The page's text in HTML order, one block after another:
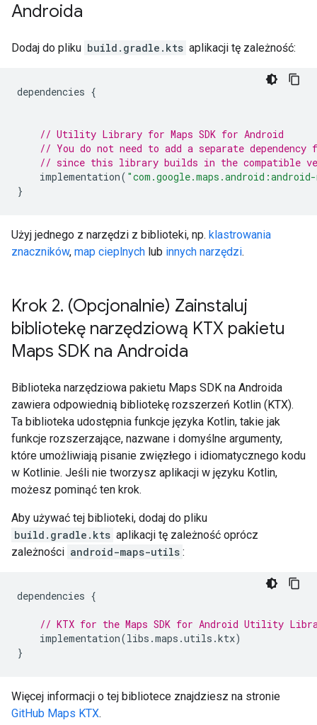
Androida
Dodaj do pliku build.gradle.kts aplikacji tę zależność:
dependencies {
// Utility Library for Maps SDK for Android
// You do not need to add a separate dependency
// since this library builds in the compatible
implementation(
}
Użyj jednego z narzędzi z biblioteki, np. klastrowania
znaczników, map cieplnych lub innych narzędzi.
Krok 2. (Opcjonalnie) Zainstaluj
bibliotekę narzędziową KTX pakietu
Maps SDK na Androida
Biblioteka narzędziowa pakietu Maps SDK na Androida
zawiera odpowiednią bibliotekę rozszerzeń Kotlin (KTX).
Ta biblioteka udostępnia funkcje języka Kotlin, takie jak
funkcje rozszerzające, nazwane i domyślne argumenty,
które umożliwiają pisanie zwięzłego i idiomatycznego kodu
w Kotlinie. Jeśli nie tworzysz aplikacji w języku Kotlin,
możesz pominąć ten krok.
Aby używać tej biblioteki, dodaj do pliku
build.gradle.kts aplikacji tę zależność oprócz
zależności android-maps-utils :
dependencies {
// KTX for the Maps SDK for Android Utility
implementation(libs .maps .utils .ktx)
}
Więcej informacji o tej bibliotece znajdziesz na stronie
GitHub Maps KTX.